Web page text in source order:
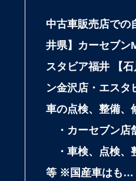
中古車販売店での
井県】カーセブン
スタビア福井 【
ン金沢店・エス
車の点検、整備、
・カーセブン店
・車検、点検、
等 ※国産車はも…